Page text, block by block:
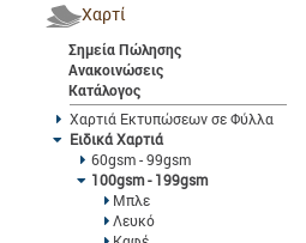
Χαρτί
Σημεία Πώλησης
Ανακοινώσεις
Κατάλογος
Χαρτιά Εκτυπώσεων σε Φύλλα
Ειδικά Χαρτιά
60gsm - 99gsm
100gsm - 199gsm
Μπλε
Λευκό